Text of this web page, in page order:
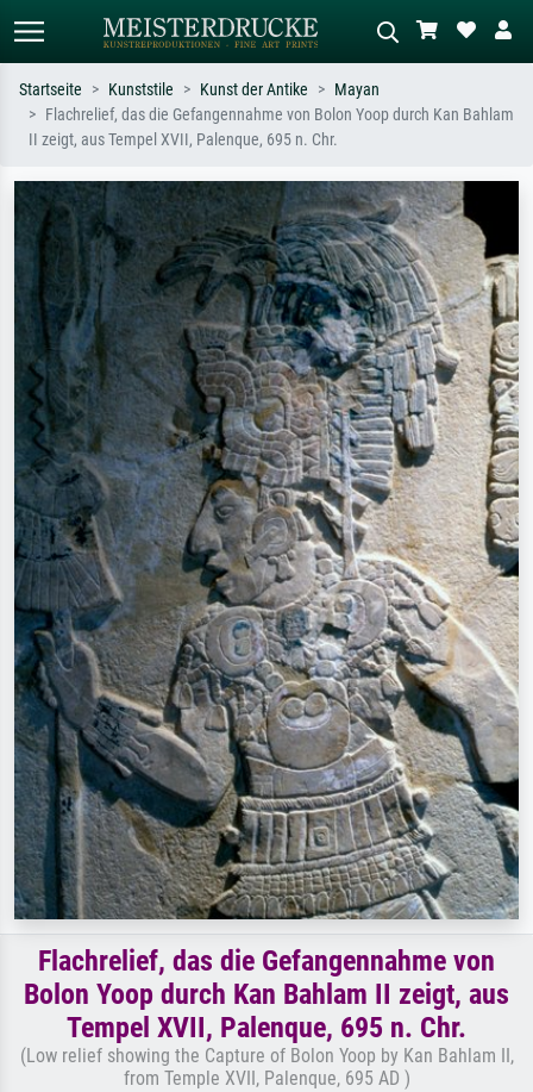
Standardsuche
oder Stilen – z.B. Monet,
Sternennacht, Impressionismus, Welle
Hokusai, Akt.
Wiese, Abstrakt mit viel Rot, Dunkles
Ölgemälde, Stehender Akt neben einem
Baum.
Startseite Kunststile Kunst der Antike
Mayan
Flachrelief, das die Gefangennahme von Bolon Yoop durch Kan Bahlam
II zeigt, aus Tempel XVII, Palenque, 695 n. Chr.
Flachrelief, das die Gefangennahme von
Bolon Yoop durch Kan Bahlam II zeigt, aus
Tempel XVII, Palenque, 695 n. Chr.
(Low relief showing the Capture of Bolon Yoop by Kan Bahlam II,
from Temple XVII, Palenque, 695 AD )